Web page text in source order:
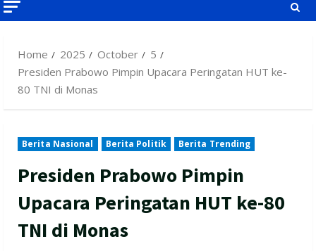
Home 2025 October
5
Presiden Prabowo Pimpin Upacara Peringatan HUT ke-
80 TNI di Monas
Berita Nasional Berita Politik Berita Trending
Presiden Prabowo Pimpin
Upacara Peringatan HUT ke-80
TNI di Monas